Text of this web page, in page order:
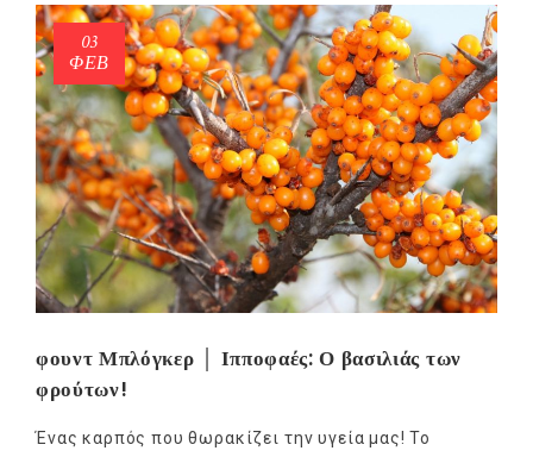
03
ΦΕΒ
φουντ Μπλόγκερ │ Ιπποφαές: Ο βασιλιάς των
φρούτων!
Ένας καρπός που θωρακίζει την υγεία μας! Το